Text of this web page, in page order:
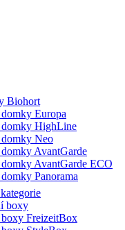
Biohort
Europa
domky HighLine
Neo
AvantGarde
AvantGarde ECO
Panorama
boxy
FreizeitBox